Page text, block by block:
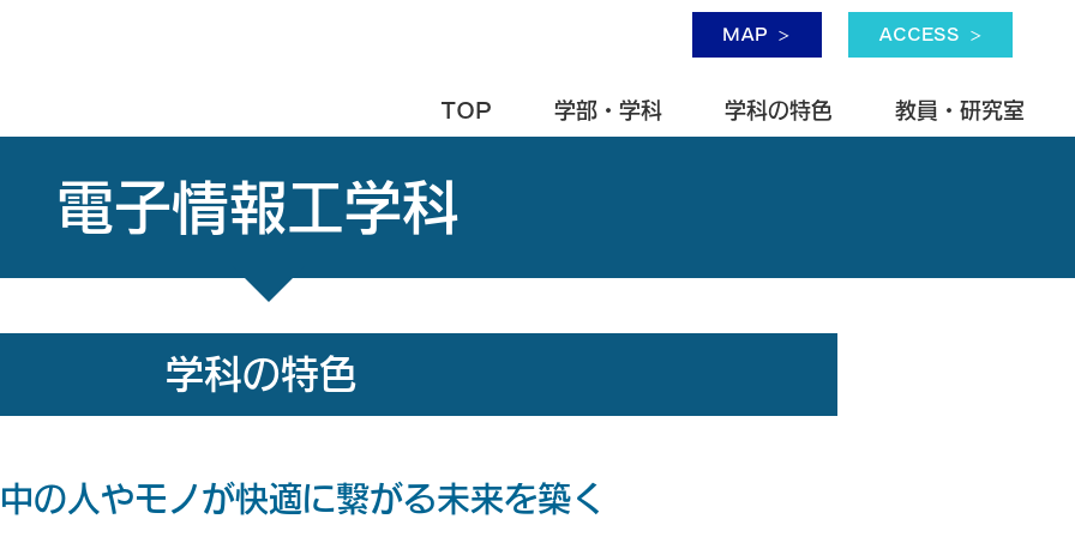
MAP ACCESS
TOP 学部・学科 学科の特色 教員・研究室
電子情報工学科
学科の特色
の人やモノが快適に繋がる未来を築く